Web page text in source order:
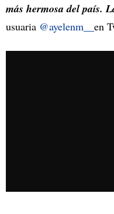
más hermosa del país.
usuaria @ayelenm__ en